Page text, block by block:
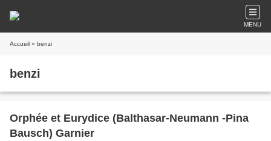
MENU
Accueil » benzi
benzi
Orphée et Eurydice (Balthasar-Neumann -Pina
Bausch) Garnier